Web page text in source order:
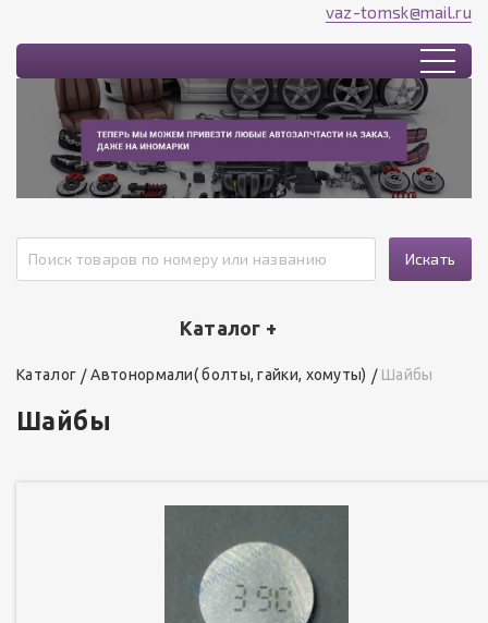
vaz-tomsk@mail.ru
Искать
Каталог +
Каталог Автонормали( болты, гайки, хомуты) Шайбы
Шайбы